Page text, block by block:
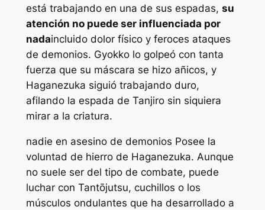
está trabajando en una de sus espadas, su
atención no puede ser influenciada por
nadaincluido dolor físico y feroces ataques
de demonios. Gyokko lo golpeó con tanta
fuerza que su máscara se hizo añicos, y
Haganezuka siguió trabajando duro,
afilando la espada de Tanjiro sin siquiera
mirar a la criatura.
nadie en asesino de demonios Posee la
voluntad de hierro de Haganezuka. Aunque
no suele ser del tipo de combate, puede
luchar con Tantōjutsu, cuchillos o los
músculos ondulantes que ha desarrollado a